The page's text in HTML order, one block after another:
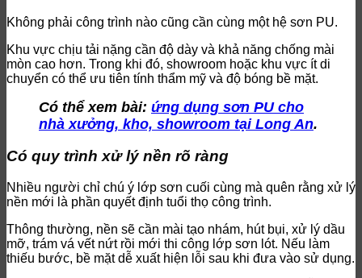
Không phải công trình nào cũng cần cùng một hệ sơn PU.
Khu vực chịu tải nặng cần độ dày và khả năng chống mài
mòn cao hơn. Trong khi đó, showroom hoặc khu vực ít di
chuyển có thể ưu tiên tính thẩm mỹ và độ bóng bề mặt.
Có thể xem bài: ứng dụng sơn PU cho
nhà xưởng, kho, showroom tại Long An.
Có quy trình xử lý nền rõ ràng
Nhiều người chỉ chú ý lớp sơn cuối cùng mà quên rằng xử lý
nền mới là phần quyết định tuổi thọ công trình.
Thông thường, nền sẽ cần mài tạo nhám, hút bụi, xử lý dầu
mỡ, trám vá vết nứt rồi mới thi công lớp sơn lót. Nếu làm
thiếu bước, bề mặt dễ xuất hiện lỗi sau khi đưa vào sử dụng.